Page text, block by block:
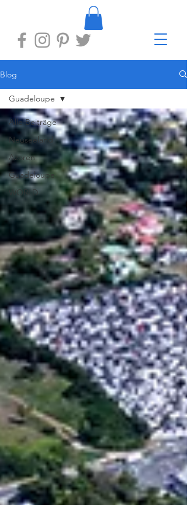
Blog
Alle Beiträge
Neuseeland
Azoren
Guadeloupe
WORLD
Guadeloupe